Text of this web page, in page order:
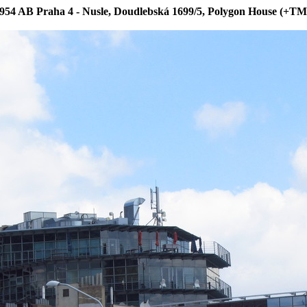
AB Praha 4 - Nusle, Doudlebská 1699/5, Polygon House